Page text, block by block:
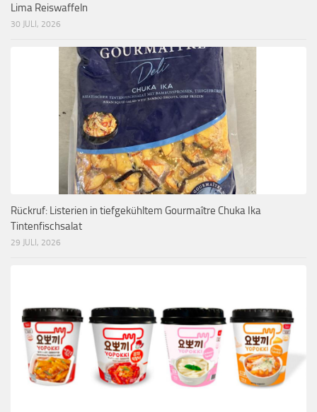
Lima Reiswaffeln
30 JULI, 2026
Rückruf: Listerien in tiefgekühltem Gourmaître Chuka Ika
Tintenfischsalat
29 JULI, 2026